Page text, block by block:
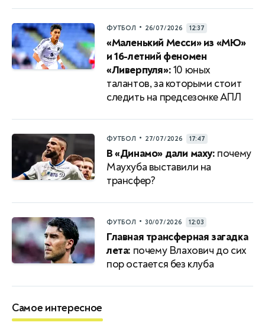
ФУТБОЛ • 26/07/2026 12:37
«Маленький Месси» из «МЮ»
и 16-летний феномен
«Ливерпуля»:10 юных
талантов, за которыми стоит
следить на предсезонке АПЛ
ФУТБОЛ • 27/07/2026 17:47
В «Динамо» дали маху: почему
Маухуба выставили на
трансфер?
ФУТБОЛ • 30/07/2026 12:03
Главная трансферная загадка
лета: почему Влахович до сих
пор остается без клуба
Самое интересное